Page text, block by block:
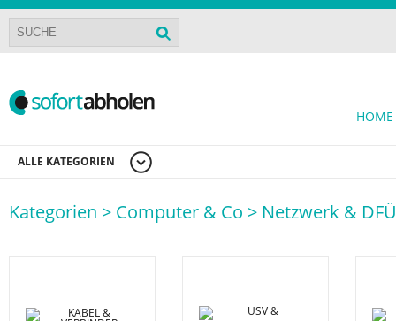
HOME
ALLE KATEGORIEN
Kategorien > Computer & Co > Netzwerk & DFÜ